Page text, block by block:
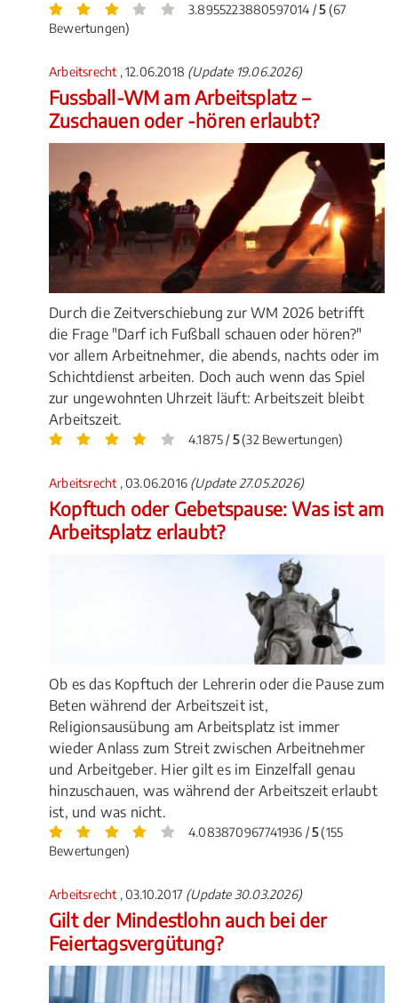
3.8955223880597014 /5(67
Bewertungen)
Arbeitsrecht , 12.06.2018 (Update 19.06.2026)
Fussball-WM am Arbeitsplatz –
Zuschauen oder -hören erlaubt?
Durch die Zeitverschiebung zur WM 2026 betrifft
die Frage "Darf ich Fußball schauen oder hören?"
vor allem Arbeitnehmer, die abends, nachts oder im
Schichtdienst arbeiten. Doch auch wenn das Spiel
zur ungewohnten Uhrzeit läuft: Arbeitszeit bleibt
Arbeitszeit.
4.1875 / 5(32 Bewertungen)
Arbeitsrecht , 03.06.2016 (Update 27.05.2026)
Kopftuch oder Gebetspause: Was ist am
Arbeitsplatz erlaubt?
Ob es das Kopftuch der Lehrerin oder die Pause zum
Beten während der Arbeitszeit ist,
Religionsausübung am Arbeitsplatz ist immer
wieder Anlass zum Streit zwischen Arbeitnehmer
und Arbeitgeber. Hier gilt es im Einzelfall genau
hinzuschauen, was während der Arbeitszeit erlaubt
ist, und was nicht.
4.083870967741936 /5(155
Bewertungen)
Arbeitsrecht , 03.10.2017 (Update 30.03.2026)
Gilt der Mindestlohn auch bei der
Feiertagsvergütung?